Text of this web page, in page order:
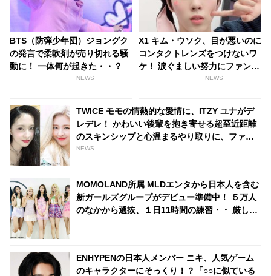
BTS（防弾少年団）ジョングク
の発言で柔軟剤が売り切れる騒
動に！ 一体何が起きた・・？
NEWS
X1 キム・ウソク、目が悪いのに
コンタクトレンズをつけないワ
ケ！ 涙ぐましい努力にファン胸
NEWS
TWICE モモの情熱的な愛情に、ITZY ユナがデ
レデレ！ かわいい後輩を抱き寄せる超至近距離
のスキンシップと心温まるやり取りに、ファン
はほっこり
NEWS
MOMOLAND所属 MLDエンタから日本人を含む
新ガールズグループがデビュー準備中！ ５万人
のなかから選抜、１日11時間の練習・・ 厳しい
ENHYPENの日本人メンバー ニキ、人気ゲーム
のキャラクターにそっくり！？「○○に似ている